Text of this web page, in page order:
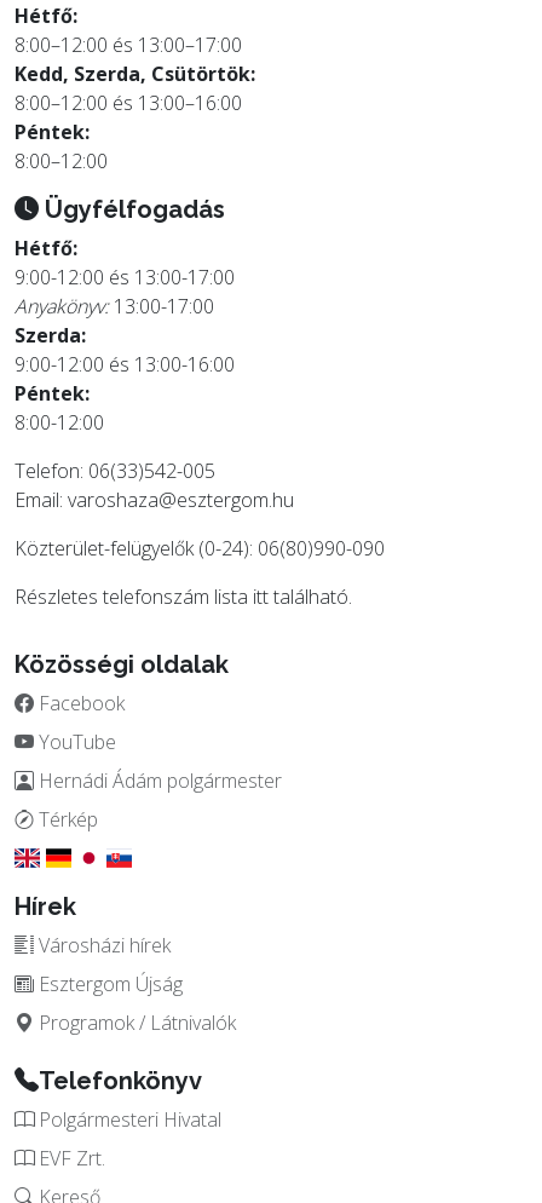
Hétfő:
8:00–12:00 és 13:00–17:00
Kedd, Szerda, Csütörtök:
8:00–12:00 és 13:00–16:00
Péntek:
8:00–12:00
Ügyfélfogadás
Hétfő:
9:00-12:00 és 13:00-17:00
Anyakönyv:13:00-17:00
Szerda:
9:00-12:00 és 13:00-16:00
Péntek:
8:00-12:00
Telefon: 06(33)542-005
Email: varoshaza@esztergom.hu
Közterület-felügyelők (0-24): 06(80)990-090
Részletes telefonszám lista itttalálható.
Közösségi oldalak
Facebook
YouTube
Hernádi Ádám polgármester
Térkép
Hírek
Városházi hírek
Esztergom Újság
Programok / Látnivalók
Telefonkönyv
Polgármesteri Hivatal
EVF Zrt.
Kereső